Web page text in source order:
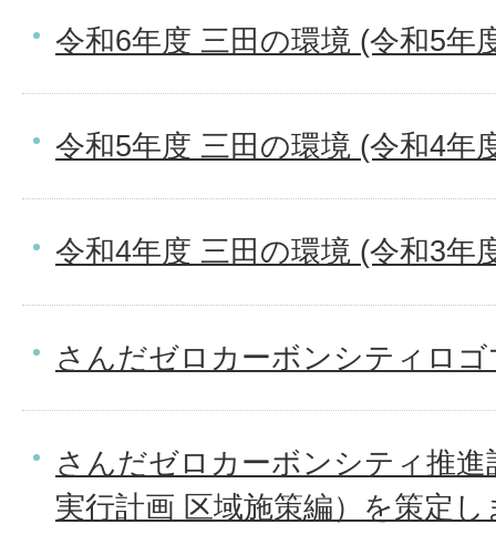
令和6年度 三田の環境 (令和5年
令和5年度 三田の環境 (令和4年
令和4年度 三田の環境 (令和3年
さんだゼロカーボンシティロ
さんだゼロカーボンシティ推進
実行計画 区域施策編）を策定し